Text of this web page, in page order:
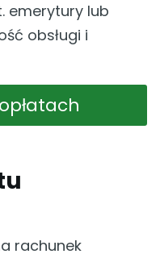
emerytury lub
obsługi i
rachunek